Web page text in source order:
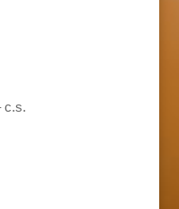
c.s.